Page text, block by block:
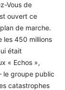
Vous de
ouvert ce
de marche.
les 450 millions
était
« Echos »,
le groupe public
catastrophes